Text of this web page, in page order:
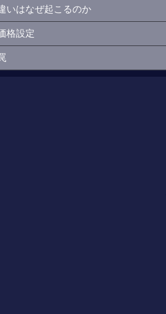
いはなぜ起こるのか
格設定